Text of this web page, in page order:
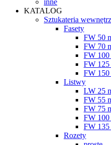
inne
KATALOG
Sztukateria
Fasety
FW 50
FW 70
FW 100
FW 125
FW 150
Listwy
LW 25
FW 55
FW 75
FW 100
FW 135
Rozety